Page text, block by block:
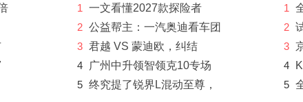
1
一文看懂2027款探险者
2 公益帮主：一汽奥迪看车团
3 君越 VS 蒙迪欧，纠结
4
广州中升领智领克10专场
5 终究提了锐界L混动至尊，
1
2
3
4
5